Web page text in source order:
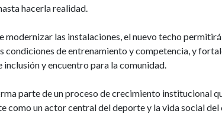
hacerla realidad.
modernizar las instalaciones, el nuevo techo
condiciones de entrenamiento y competencia, y
inclusión y encuentro para la comunidad.
parte de un proceso de crecimiento institucional
como un actor central del deporte y la vida social